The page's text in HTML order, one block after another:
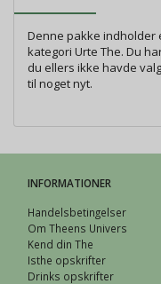
Denne pakke indholder
kategori Urte The. Du
du ellers ikke havde
til noget nyt.
INFORMATIONER
Handelsbetingelser
Om Theens Univers
Kend din The
Isthe opskrifter
Drinks opskrifter